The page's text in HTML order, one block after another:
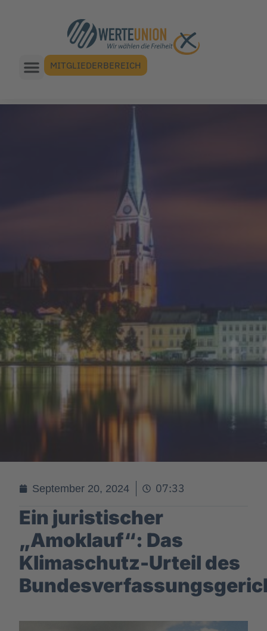
MITGLIEDERBEREICH
September 20, 2024 07:33
Ein juristischer
„Amoklauf“: Das
Klimaschutz-Urteil des